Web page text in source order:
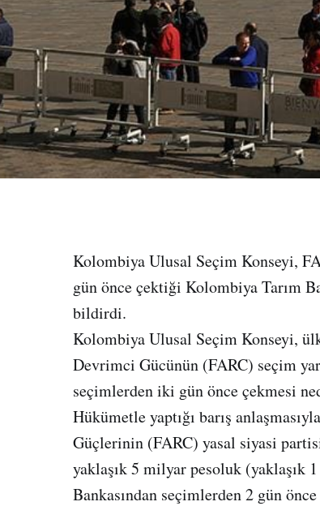
Kolombiya Ulusal Seçim Konseyi,
gün önce çektiği Kolombiya Tarım
bildirdi.
Kolombiya Ulusal Seçim Konseyi,
Devrimci Gücünün (FARC) seçim
seçimlerden iki gün önce çekmesi
Hükümetle yaptığı barış
Güçlerinin (FARC) yasal siyasi
yaklaşık 5 milyar pesoluk (yaklaşık
Bankasından seçimlerden 2 gün